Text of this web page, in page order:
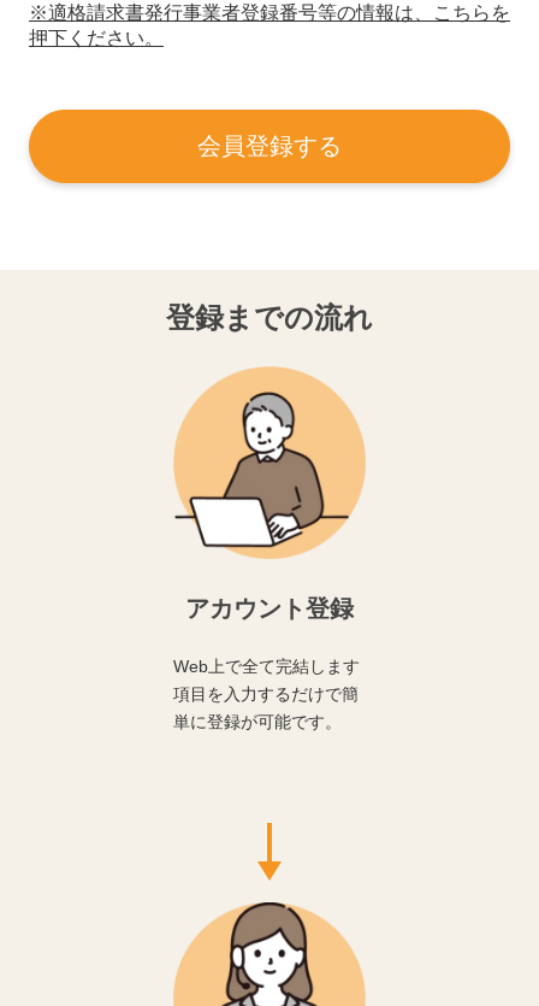
※適格請求書発行事業者登録番号等の情報は、こちらを
押下ください。
会員登録する
登録までの流れ
アカウント登録
Web上で全て完結します
項目を入力するだけで簡
単に登録が可能です。